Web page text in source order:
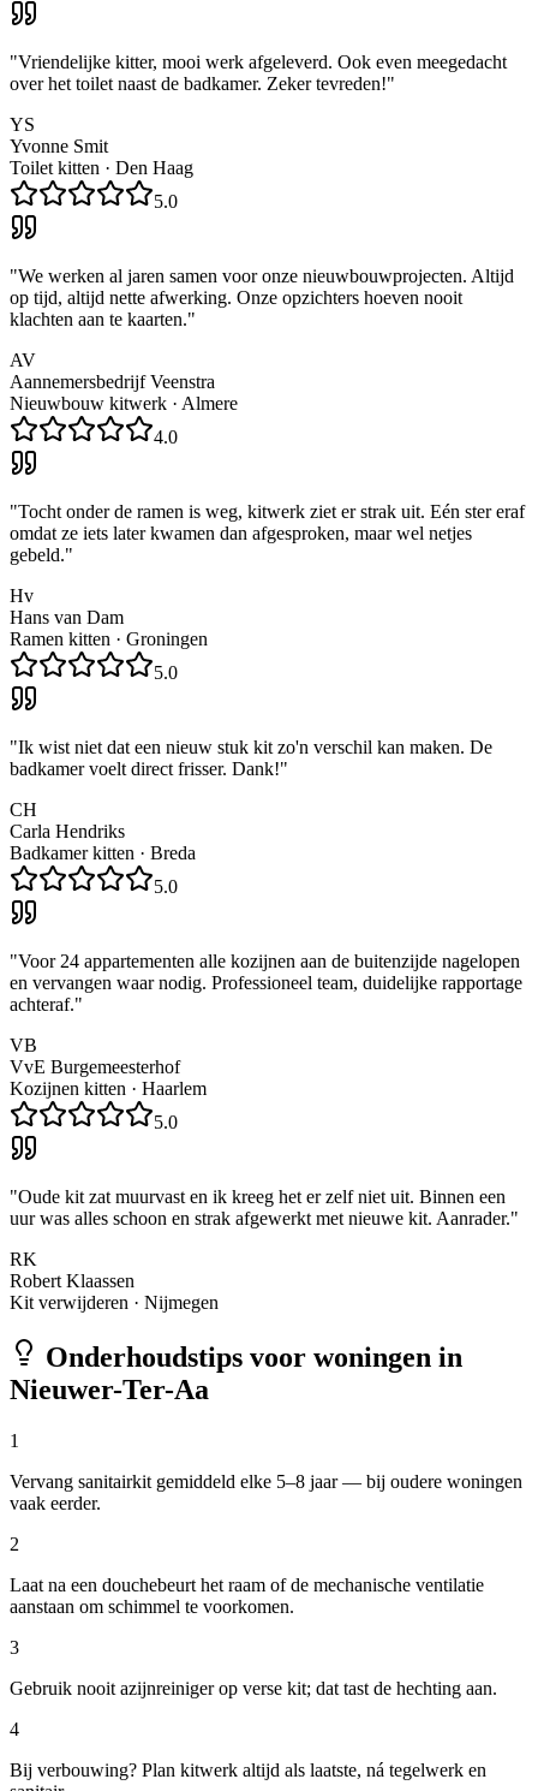
"Vriendelijke kitter, mooi werk afgeleverd. Ook even meegedacht
over het toilet naast de badkamer. Zeker tevreden!"
YS
Yvonne Smit
Toilet kitten · Den Haag
5.0
"We werken al jaren samen voor onze nieuwbouwprojecten. Altijd
op tijd, altijd nette afwerking. Onze opzichters hoeven nooit
klachten aan te kaarten."
AV
Aannemersbedrijf Veenstra
Nieuwbouw kitwerk · Almere
4.0
"Tocht onder de ramen is weg, kitwerk ziet er strak uit. Eén ster eraf
omdat ze iets later kwamen dan afgesproken, maar wel netjes
gebeld."
Hv
Hans van Dam
Ramen kitten · Groningen
5.0
"Ik wist niet dat een nieuw stuk kit zo'n verschil kan maken. De
badkamer voelt direct frisser. Dank!"
CH
Carla Hendriks
Badkamer kitten · Breda
5.0
"Voor 24 appartementen alle kozijnen aan de buitenzijde nagelopen
en vervangen waar nodig. Professioneel team, duidelijke rapportage
achteraf."
VB
VvE Burgemeesterhof
Kozijnen kitten · Haarlem
5.0
"Oude kit zat muurvast en ik kreeg het er zelf niet uit. Binnen een
uur was alles schoon en strak afgewerkt met nieuwe kit. Aanrader."
RK
Robert Klaassen
Kit verwijderen · Nijmegen
Onderhoudstips voor woningen in
Nieuwer-Ter-Aa
1
Vervang sanitairkit gemiddeld elke 5–8 jaar — bij oudere woningen
vaak eerder.
2
Laat na een douchebeurt het raam of de mechanische ventilatie
aanstaan om schimmel te voorkomen.
3
Gebruik nooit azijnreiniger op verse kit; dat tast de hechting aan.
4
Bij verbouwing? Plan kitwerk altijd als laatste, ná tegelwerk en